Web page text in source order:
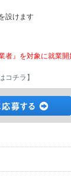
設けます
』を対象に就業開
コチラ】